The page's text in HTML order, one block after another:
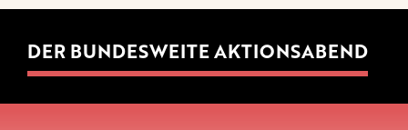
DER BUNDESWEITE AKTIONSABEND